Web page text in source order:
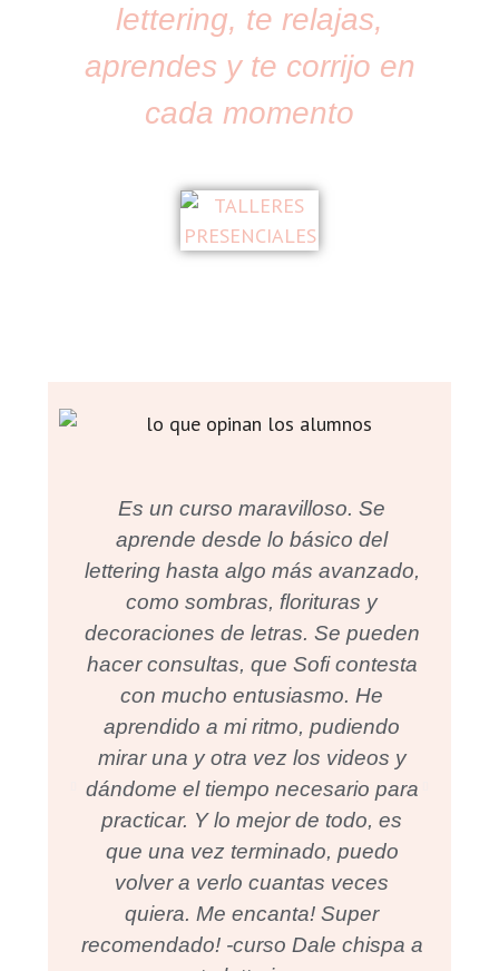
lettering, te relajas,
aprendes y te corrijo en
cada momento
Es un curso maravilloso. Se
aprende desde lo básico del
lettering hasta algo más avanzado,
como sombras, florituras y
decoraciones de letras. Se pueden
hacer consultas, que Sofi contesta
con mucho entusiasmo. He
aprendido a mi ritmo, pudiendo
mirar una y otra vez los videos y
dándome el tiempo necesario para
practicar. Y lo mejor de todo, es
que una vez terminado, puedo
volver a verlo cuantas veces
quiera. Me encanta! Super
recomendado! -curso Dale chispa a